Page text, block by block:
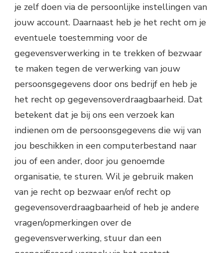
je zelf doen via de persoonlijke instellingen van
jouw account. Daarnaast heb je het recht om je
eventuele toestemming voor de
gegevensverwerking in te trekken of bezwaar
te maken tegen de verwerking van jouw
persoonsgegevens door ons bedrijf en heb je
het recht op gegevensoverdraagbaarheid. Dat
betekent dat je bij ons een verzoek kan
indienen om de persoonsgegevens die wij van
jou beschikken in een computerbestand naar
jou of een ander, door jou genoemde
organisatie, te sturen. Wil je gebruik maken
van je recht op bezwaar en/of recht op
gegevensoverdraagbaarheid of heb je andere
vragen/opmerkingen over de
gegevensverwerking, stuur dan een